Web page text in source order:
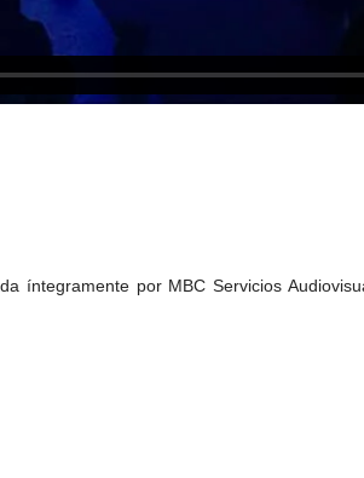
íntegramente por MBC Servicios